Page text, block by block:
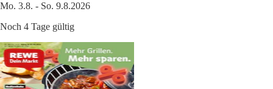
Mo. 3.8. - So. 9.8.2026
Noch 4 Tage gültig